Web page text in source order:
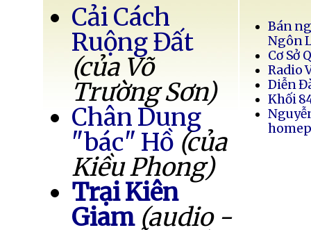
Cải Cách
Ruộng Đất
(của Võ
Trường Sơn)
Chân Dung
"bác" Hồ (của
Kiều Phong)
Trại Kiên
Giam (audio -
Bán
Ngôn
Cơ Sở
Radio
Diễn
Khối